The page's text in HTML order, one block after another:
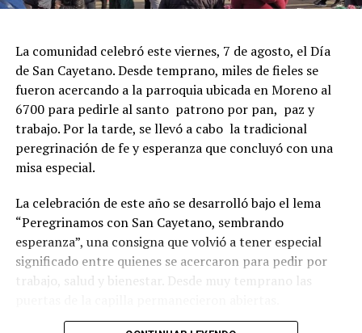
La comunidad celebró este viernes, 7 de agosto, el Día
de San Cayetano. Desde temprano, miles de fieles se
fueron acercando a la parroquia ubicada en Moreno al
6700 para pedirle al santo patrono por pan, paz y
trabajo. Por la tarde, se llevó a cabo la tradicional
peregrinación de fe y esperanza que concluyó con una
misa especial.
La celebración de este año se desarrolló bajo el lema
“Peregrinamos con San Cayetano, sembrando
esperanza”, una consigna que volvió a tener especial
significado entre quienes se acercaron para pedir por
trabajo, salud y bienestar. Desde muy temprano las